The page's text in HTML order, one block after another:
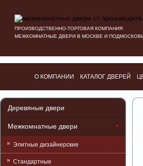
ПРОИЗВОДСТВЕННО-ТОРГОВАЯ КОМПАНИЯ
МЕЖКОМНАТНЫЕ ДВЕРИ В МОСКВЕ И
О КОМПАНИИ КАТАЛОГ ДВЕРЕЙ
Деревяные двери
Межкомнатные двери
Элитные дизайнерские
Стандартные